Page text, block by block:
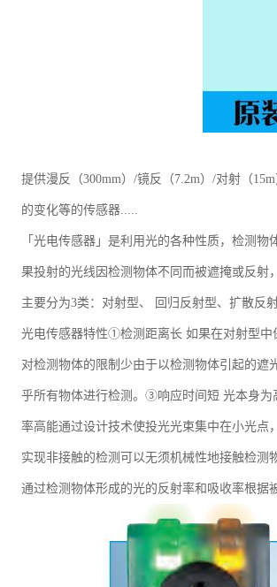
提供漫反（300mm）/镜反（7.2m）/对射（
的变化等的传感器.....
「光电传感器」是利用光的各种性质，检测
果投射的光线因检测物体不同而被遮掩或反
主要分为3类：对射型、 回归反射型、扩散反射
光电传感器特性①检测距离长 如果在对射型
对检测物体的限制少由于以检测物体引起的
乎所有物体进行检测。③响应时间短 光本身
率高能通过设计技术使投光光束集中在小光
实现非接触的检测可以无须机械性地接触检
通过检测物体形成的光的反射率和吸收率根据